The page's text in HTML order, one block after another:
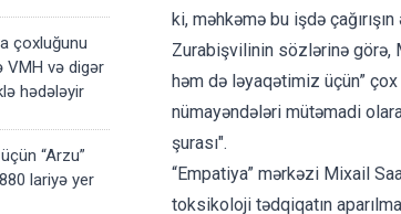
çoxluğunu
VMH və digər
hədələyir
“Arzu”
lariyə yer
ki, məhkəmə bu işdə
Zurabişvilinin sözlərinə görə,
həm də ləyaqətimiz üçün”
nümayəndələri mütəmadi
şurası".
“Empatiya” mərkəzi Mixail
toksikoloji tədqiqatın